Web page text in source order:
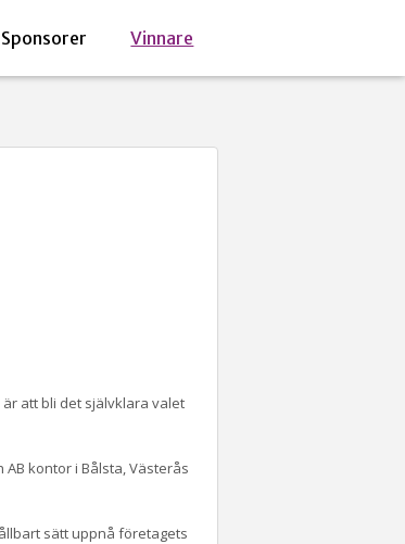
Sponsorer Vinnare
att bli det självklara valet
AB kontor i Bålsta, Västerås
sätt uppnå företagets